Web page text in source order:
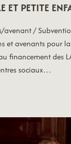
PETITE
avenant /
et avenants pour
financement des
sociaux…